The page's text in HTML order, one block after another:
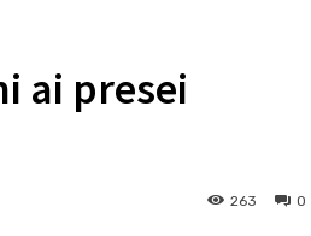
ai presei
0
263